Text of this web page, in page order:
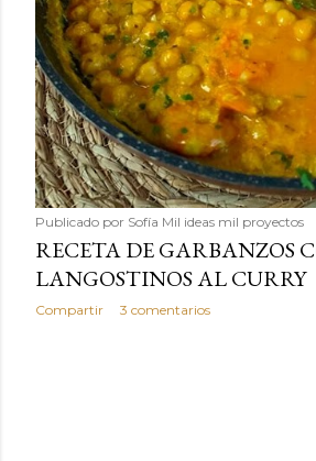
Publicado por Sofía Mil ideas mil proyectos
RECETA DE GARBANZOS
LANGOSTINOS AL CURRY
Compartir 3 comentarios